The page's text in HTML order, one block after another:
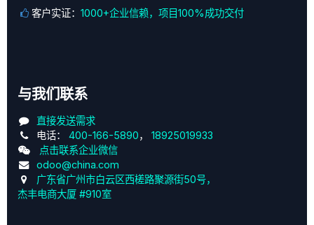
客户实证： 1000+企业信赖，项目100%成功交付
与我们联系
直接发送需求
电话： 400-166-5890， 18925019933
点击联系企业微信
odoo@china.com
广东省广州市白云区西槎路聚源街50号，
杰丰电商大厦 #910室